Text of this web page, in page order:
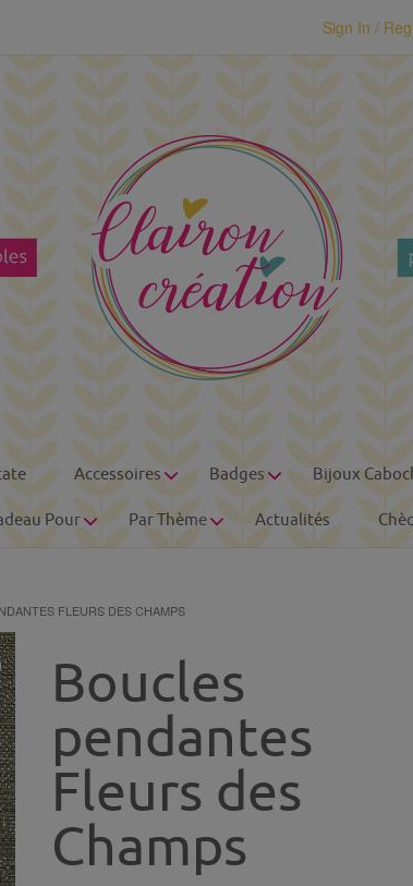
Sign In /
Accessoires Badges Bijoux
Pour Par Thème Actualités
FLEURS DES CHAMPS
Boucles
pendantes
Fleurs des
Champs